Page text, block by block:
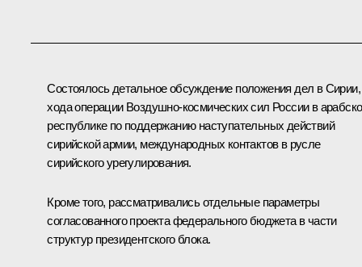
Состоялось детальное обсуждение положения дел в Сирии,
хода операции Воздушно-космических сил России в
республике по поддержанию наступательных действий
сирийской армии, международных контактов в русле
сирийского урегулирования.
Кроме того, рассматривались отдельные параметры
согласованного проекта федерального бюджета в части
структур президентского блока.